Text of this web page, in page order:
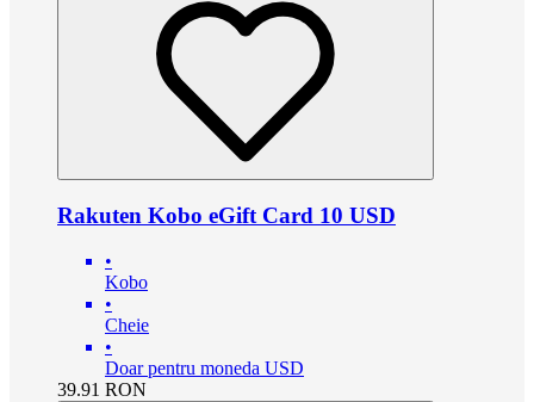
Rakuten Kobo eGift Card 10 USD
•
Kobo
•
Cheie
•
Doar pentru moneda USD
39.91 RON